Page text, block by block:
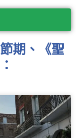
期、《聖